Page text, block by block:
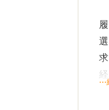
⋯